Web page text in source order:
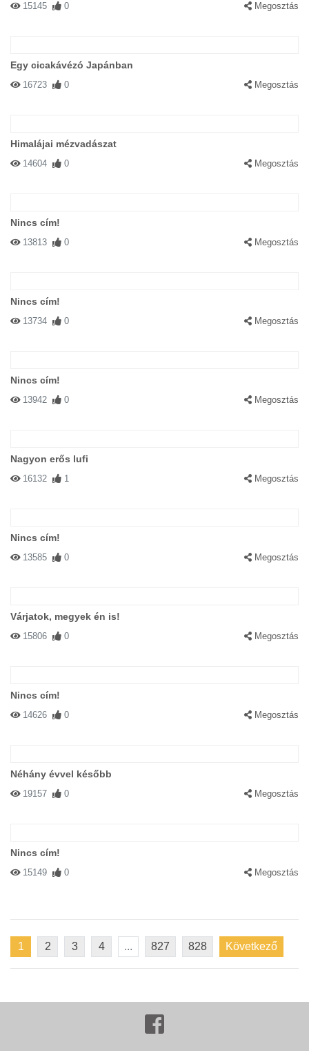
15145 0 Megosztás
Egy cicakávézó Japánban
16723 0 Megosztás
Himalájai mézvadászat
14604 0 Megosztás
Nincs cím!
13813 0 Megosztás
Nincs cím!
13734 0 Megosztás
Nincs cím!
13942 0 Megosztás
Nagyon erős lufi
16132 1 Megosztás
Nincs cím!
13585 0 Megosztás
Várjatok, megyek én is!
15806 0 Megosztás
Nincs cím!
14626 0 Megosztás
Néhány évvel később
19157 0 Megosztás
Nincs cím!
15149 0 Megosztás
1 2 3 4 ... 827 828 Következő